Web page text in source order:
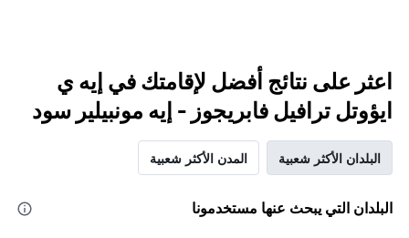
اعثر على نتائج أفضل لإقامتك في إيه ي
ايؤوتل ترافيل فابريجوز - إيه مونبيلير سود
البلدان الأكثر شعبية المدن الأكثر شعبية
البلدان التي يبحث عنها مستخدمونا